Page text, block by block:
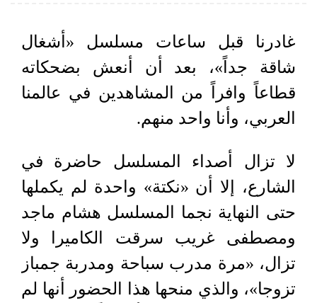
غادرنا قبل ساعات مسلسل «أشغال
شاقة جداً»، بعد أن أنعش بضحكاته
قطاعاً وافراً من المشاهدين في عالمنا
العربي، وأنا واحد منهم.
لا تزال أصداء المسلسل حاضرة في
الشارع، إلا أن «نكتة» واحدة لم يكملها
حتى النهاية نجما المسلسل هشام ماجد
ومصطفى غريب سرقت الكاميرا ولا
تزال، «مرة مدرب سباحة ومدربة جمباز
تزوجا»، والذي منحها هذا الحضور أنها لم